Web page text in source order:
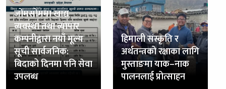
जोमसोममा खाद्य
व्यवस्था तथा व्यापार
कम्पनीद्वारा नयाँ मूल्य
सूची सार्वजनिक:
बिदाको दिनमा पनि सेवा
उपलब्ध
हिमाली संस्कृति र
अर्थतन्त्रको रक्षाका लागि
मुस्ताङमा याक–नाक
पालनलाई प्रोत्साहन